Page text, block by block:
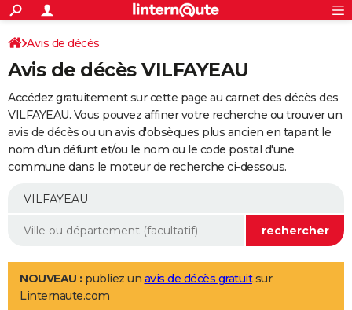
ACTUALITÉS
Politique
Société
Faits Divers
Education
Monde
Villes
+
SPORT
Coupe du monde 2026
Football
Tennis
Cyclisme
Rugby
Forum
Programme TV
TNTStreaming
Cinéma
Sorties cinéma
Musique
+
FINANCE
Retraite
Epargne
Immobilier
Risques naturels par ville
Banque
Assurance
AUTO
Essais
Réserver un essai
Citadines
Berlines
SUV
Forum auto
+
Mobiles
Meilleur smartphone
Internet
Ordinateurs
Jeux vidéo
Guide high-tech
Aménagement intérieur
LIFESTYLE
Art de vivre
Bien-être
Loisirs
Mode
Modes de vie
Avis de décès
Avis de décès VILFAYEAU
Accédez gratuitement sur cette page au carnet des décès des
VILFAYEAU. Vous pouvez affiner votre recherche ou trouver un
avis de décès ou un avis d'obsèques plus ancien en tapant le
nom d'un défunt et/ou le nom ou le code postal d'une
commune dans le moteur de recherche ci-dessous.
NOUVEAU : publiez un avis de décès gratuitsur
Linternaute.com